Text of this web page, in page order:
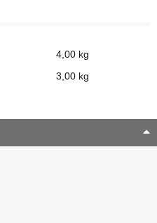
4,00 kg
3,00 kg